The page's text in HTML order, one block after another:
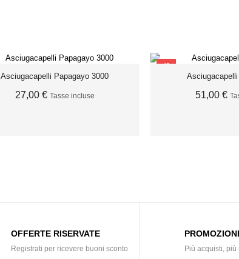
Asciugacapelli Papagayo 3000
27,00 € Tasse incluse 51,00 €
OFFERTE RISERVATE
Registrati per ricevere buoni sconto Più acquisti, più